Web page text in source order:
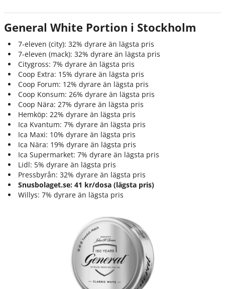
General White Portion i Stockholm
7-eleven (city): 32% dyrare än lägsta pris
7-eleven (mack): 32% dyrare än lägsta pris
Citygross: 7% dyrare än lägsta pris
Coop Extra: 15% dyrare än lägsta pris
Coop Forum: 12% dyrare än lägsta pris
Coop Konsum: 26% dyrare än lägsta pris
Coop Nära: 27% dyrare än lägsta pris
Hemköp: 22% dyrare än lägsta pris
Ica Kvantum: 7% dyrare än lägsta pris
Ica Maxi: 10% dyrare än lägsta pris
Ica Nära: 19% dyrare än lägsta pris
Ica Supermarket: 7% dyrare än lägsta pris
Lidl: 5% dyrare än lägsta pris
Pressbyrån: 32% dyrare än lägsta pris
Snusbolaget.se: 41 kr/dosa (lägsta pris)
Willys: 7% dyrare än lägsta pris